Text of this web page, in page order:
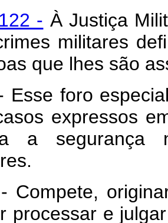
- À Justiça
militares
que lhes são
Esse foro
expressos
a segurança
Compete,
processar e